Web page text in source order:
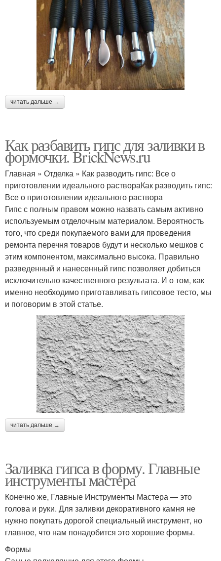
читать дальше →
Как разбавить гипс для заливки в
формочки. BrickNews.ru
Главная » Отделка » Как разводить гипс: Все о
приготовлении идеального раствораКак разводить гипс:
Все о приготовлении идеального раствора
Гипс с полным правом можно назвать самым активно
используемым отделочным материалом. Вероятность
того, что среди покупаемого вами для проведения
ремонта перечня товаров будут и несколько мешков с
этим компонентом, максимально высока. Правильно
разведенный и нанесенный гипс позволяет добиться
исключительно качественного результата. И о том, как
именно необходимо приготавливать гипсовое тесто, мы
и поговорим в этой статье.
читать дальше →
Заливка гипса в форму. Главные
инструменты мастера
Конечно же, Главные Инструменты Мастера — это
голова и руки. Для заливки декоративного камня не
нужно покупать дорогой специальный инструмент, но
главное, что нам понадобится это хорошие формы.
Формы